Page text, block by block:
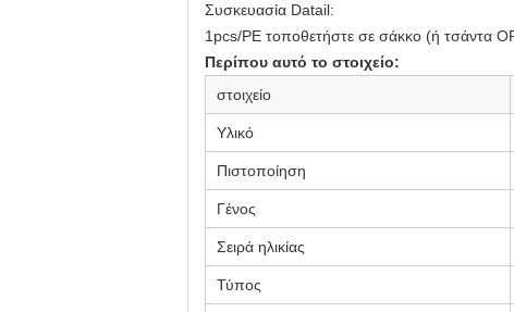
Συσκευασία Datail:
1pcs/PE τοποθετήστε σε σάκκο (ή τσάντα
Περίπου αυτό το στοιχείο:
στοιχείο
Υλικό
Πιστοποίηση
Γένος
Σειρά ηλικίας
Τύπος